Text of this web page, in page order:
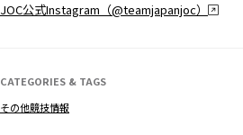
JOC公式Instagram（@teamjapanjoc）
CATEGORIES & TAGS
その他競技情報